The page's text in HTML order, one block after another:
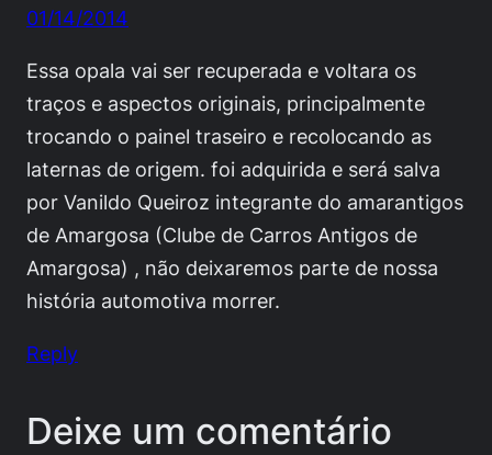
01/14/2014
Essa opala vai ser recuperada e voltara os
traços e aspectos originais, principalmente
trocando o painel traseiro e recolocando as
laternas de origem. foi adquirida e será salva
por Vanildo Queiroz integrante do amarantigos
de Amargosa (Clube de Carros Antigos de
Amargosa) , não deixaremos parte de nossa
história automotiva morrer.
Reply
Deixe um comentário